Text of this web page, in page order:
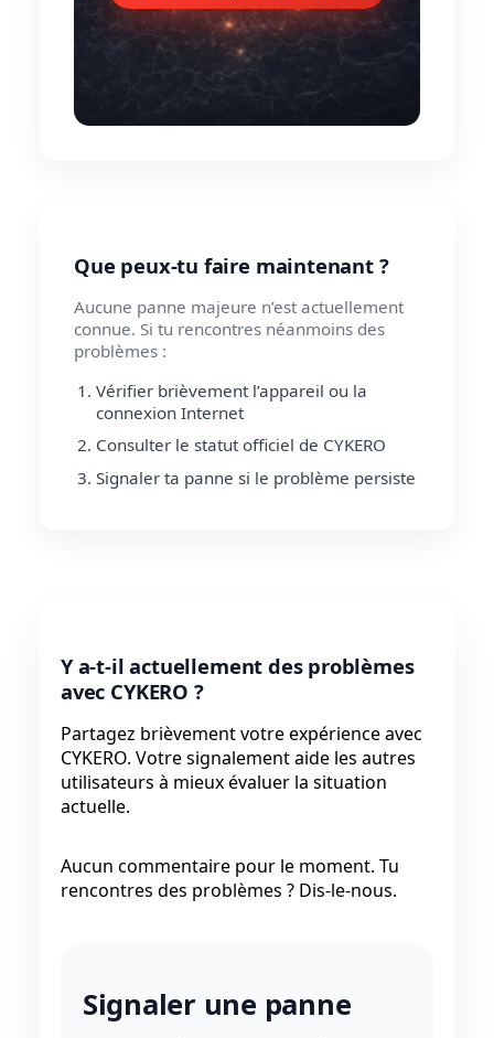
Que peux-tu faire maintenant ?
Aucune panne majeure n’est actuellement
connue. Si tu rencontres néanmoins des
problèmes :
Vérifier brièvement l’appareil ou la
connexion Internet
Consulter le statut officiel de CYKERO
Signaler ta panne si le problème persiste
Y a-t-il actuellement des problèmes
avec CYKERO ?
Partagez brièvement votre expérience avec
CYKERO. Votre signalement aide les autres
utilisateurs à mieux évaluer la situation
actuelle.
Aucun commentaire pour le moment. Tu
rencontres des problèmes ? Dis-le-nous.
Signaler une panne